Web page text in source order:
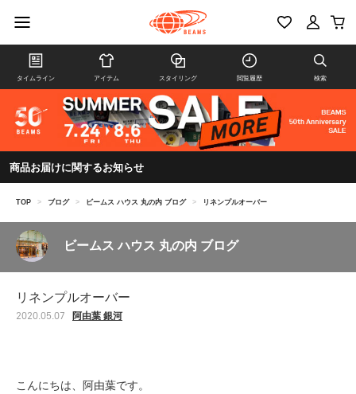
タイムライン アイテム スタイリング 閲覧履歴 検索
商品お届けに関するお知らせ
TOP > ブログ > ビームス ハウス 丸の内 ブログ > リネンプルオーバー
ビームス ハウス 丸の内 ブログ
リネンプルオーバー
2020.05.07 阿由葉 銀河
こんにちは、阿由葉です。